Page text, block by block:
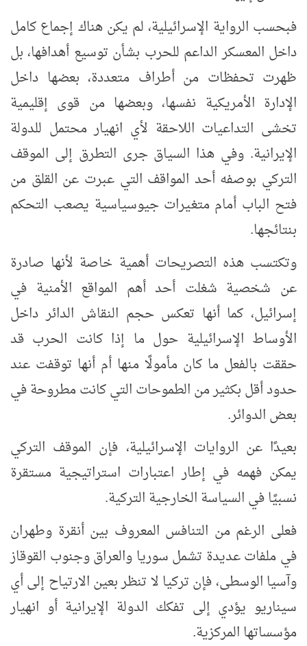
فبحسب الرواية الإسرائيلية، لم يكن هناك إجماع كامل
داخل المعسكر الداعم للحرب بشأن توسيع أهدافها، بل
ظهرت تحفظات من أطراف متعددة، بعضها داخل
الإدارة الأمريكية نفسها، وبعضها من قوى إقليمية
تخشى التداعيات اللاحقة لأي انهيار محتمل للدولة
الإيرانية. وفي هذا السياق جرى التطرق إلى الموقف
التركي بوصفه أحد المواقف التي عبرت عن القلق من
فتح الباب أمام متغيرات جيوسياسية يصعب التحكم
بنتائجها.
وتكتسب هذه التصريحات أهمية خاصة لأنها صادرة
عن شخصية شغلت أحد أهم المواقع الأمنية في
إسرائيل، كما أنها تعكس حجم النقاش الدائر داخل
الأوساط الإسرائيلية حول ما إذا كانت الحرب قد
حققت بالفعل ما كان مأمولًا منها أم أنها توقفت عند
حدود أقل بكثير من الطموحات التي كانت مطروحة في
بعض الدوائر.
بعيدًا عن الروايات الإسرائيلية، فإن الموقف التركي
يمكن فهمه في إطار اعتبارات استراتيجية مستقرة
نسبيًا في السياسة الخارجية التركية.
فعلى الرغم من التنافس المعروف بين أنقرة وطهران
في ملفات عديدة تشمل سوريا والعراق وجنوب القوقاز
وآسيا الوسطى، فإن تركيا لا تنظر بعين الارتياح إلى أي
سيناريو يؤدي إلى تفكك الدولة الإيرانية أو انهيار
مؤسساتها المركزية.